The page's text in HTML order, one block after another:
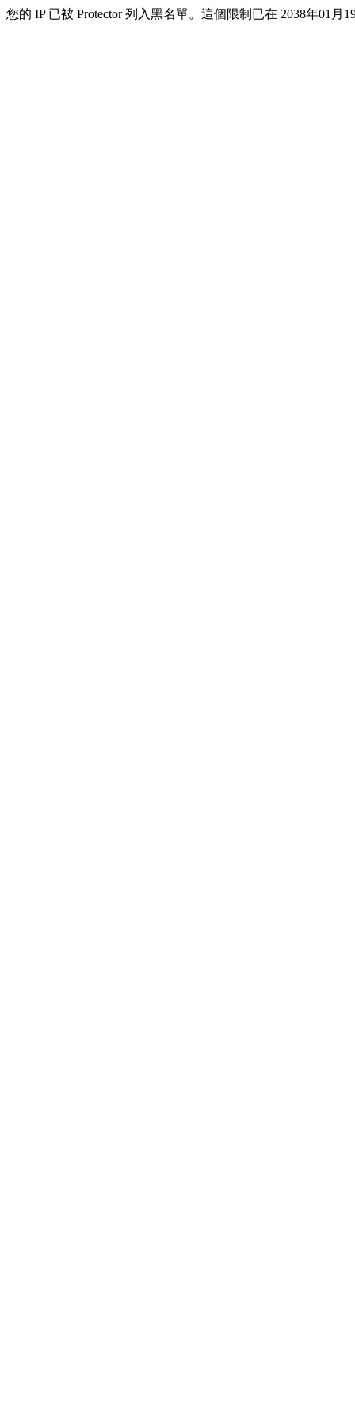
您的 IP 已被 Protector 列入黑名單。這個限制已在 2038年01月